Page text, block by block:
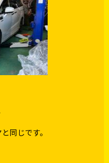
同じです。